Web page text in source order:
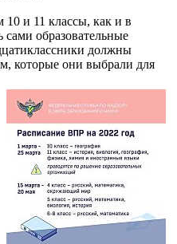
и 11 классы, как и в
образовательные
должны
которые они выбрали для